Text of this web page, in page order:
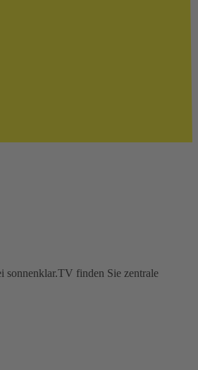
sonnenklar.TV finden Sie zentrale